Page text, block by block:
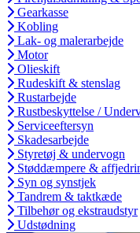
Gearkasse
Kobling
Lak- og malerarbejde
Motor
Olieskift
Rudeskift & stenslag
Rustarbejde
Rustbeskyttelse /
Serviceeftersyn
Skadesarbejde
Styretøj & undervogn
Støddæmpere &
Syn og synstjek
Tandrem & taktkæde
Tilbehør og ekstraudstyr
Udstødning